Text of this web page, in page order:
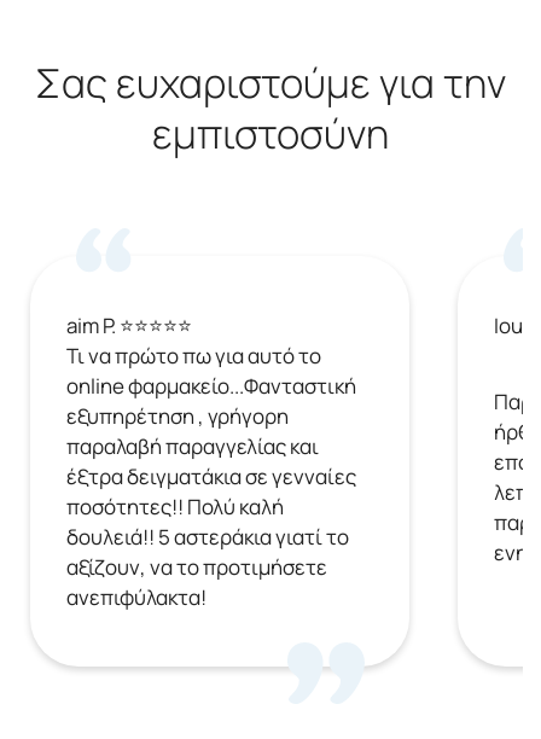
Σας ευχαριστούμε για την
εμπιστοσύνη
aim P. ⭐⭐⭐⭐⭐
Τι να πρώτο πω για αυτό το
online φαρμακείο...Φανταστική
εξυπηρέτηση , γρήγορη
παραλαβή παραγγελίας και
έξτρα δειγματάκια σε γενναίες
ποσότητες!! Πολύ καλή
δουλειά!! 5 αστεράκια γιατί το
αξίζουν, να το προτιμήσετε
ανεπιφύλακτα!
Ioulia